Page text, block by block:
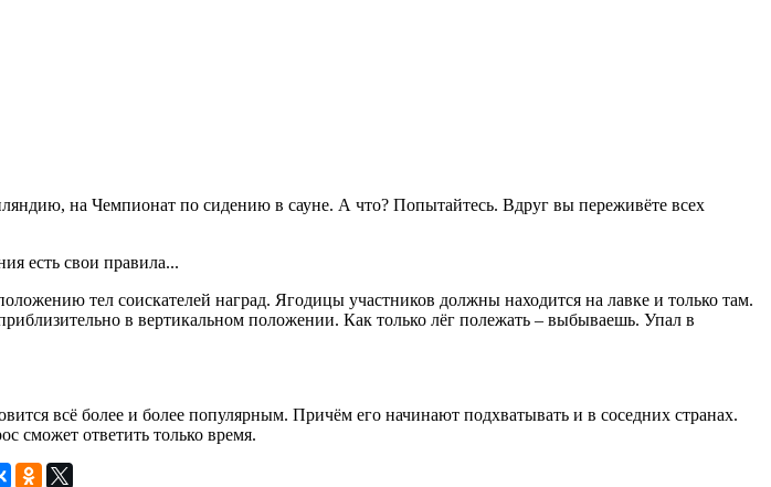
на Чемпионат по сидению в сауне. А что? Попытайтесь. Вдруг вы переживёте всех
есть свои правила...
тел соискателей наград. Ягодицы участников должны находится на лавке и только там.
в вертикальном положении. Как только лёг полежать – выбываешь. Упал в
всё более и более популярным. Причём его начинают подхватывать и в соседних странах.
сможет ответить только время.